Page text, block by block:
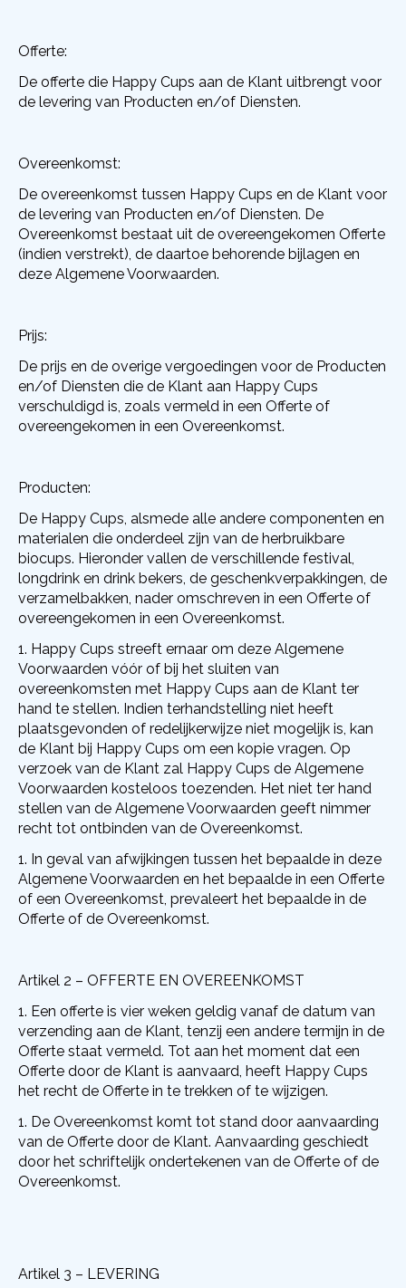
Offerte:
De offerte die Happy Cups aan de Klant uitbrengt voor
de levering van Producten en/of Diensten.
Overeenkomst:
De overeenkomst tussen Happy Cups en de Klant voor
de levering van Producten en/of Diensten. De
Overeenkomst bestaat uit de overeengekomen Offerte
(indien verstrekt), de daartoe behorende bijlagen en
deze Algemene Voorwaarden.
Prijs:
De prijs en de overige vergoedingen voor de Producten
en/of Diensten die de Klant aan Happy Cups
verschuldigd is, zoals vermeld in een Offerte of
overeengekomen in een Overeenkomst.
Producten:
De Happy Cups, alsmede alle andere componenten en
materialen die onderdeel zijn van de herbruikbare
biocups. Hieronder vallen de verschillende festival,
longdrink en drink bekers, de geschenkverpakkingen, de
verzamelbakken, nader omschreven in een Offerte of
overeengekomen in een Overeenkomst.
Happy Cups streeft ernaar om deze Algemene
Voorwaarden vóór of bij het sluiten van
overeenkomsten met Happy Cups aan de Klant ter
hand te stellen. Indien terhandstelling niet heeft
plaatsgevonden of redelijkerwijze niet mogelijk is, kan
de Klant bij Happy Cups om een kopie vragen. Op
verzoek van de Klant zal Happy Cups de Algemene
Voorwaarden kosteloos toezenden. Het niet ter hand
stellen van de Algemene Voorwaarden geeft nimmer
recht tot ontbinden van de Overeenkomst.
In geval van afwijkingen tussen het bepaalde in deze
Algemene Voorwaarden en het bepaalde in een Offerte
of een Overeenkomst, prevaleert het bepaalde in de
Offerte of de Overeenkomst.
Artikel 2 – OFFERTE EN OVEREENKOMST
Een offerte is vier weken geldig vanaf de datum van
verzending aan de Klant, tenzij een andere termijn in de
Offerte staat vermeld. Tot aan het moment dat een
Offerte door de Klant is aanvaard, heeft Happy Cups
het recht de Offerte in te trekken of te wijzigen.
De Overeenkomst komt tot stand door aanvaarding
van de Offerte door de Klant. Aanvaarding geschiedt
door het schriftelijk ondertekenen van de Offerte of de
Overeenkomst.
Artikel 3 – LEVERING